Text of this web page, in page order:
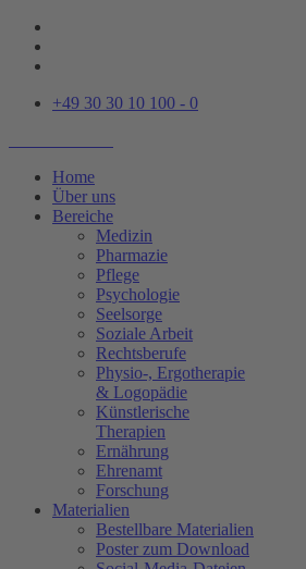
+49 30 30 10 100 - 0
Home
Über uns
Bereiche
Medizin
Pharmazie
Pflege
Psychologie
Seelsorge
Soziale Arbeit
Rechtsberufe
Physio-, Ergotherapie
& Logopädie
Künstlerische
Therapien
Ernährung
Ehrenamt
Forschung
Materialien
Bestellbare Materialien
Poster zum Download